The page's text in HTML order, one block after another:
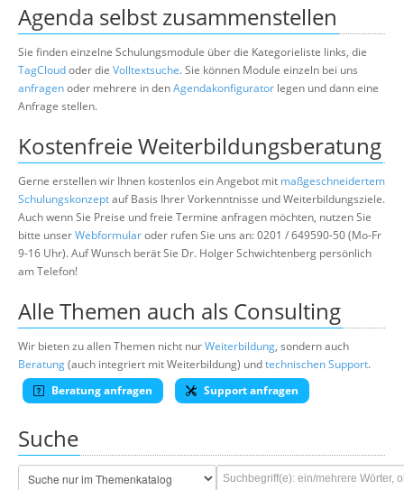
Agenda selbst zusammenstellen
Sie finden einzelne Schulungsmodule über die Kategorieliste links, die
TagCloudoder die Volltextsuche. Sie können Module einzeln bei uns
anfragenoder mehrere in denAgendakonfigurator legen und dann eine
Anfrage stellen.
Kostenfreie Weiterbildungsberatung
Gerne erstellen wir Ihnen kostenlos ein Angebot mit maßgeschneidertem
Schulungskonzeptauf Basis Ihrer Vorkenntnisse und Weiterbildungsziele.
Auch wenn Sie Preise und freie Termine anfragen möchten, nutzen Sie
bitte unserWebformularoder rufen Sie uns an: 0201 / 649590-50 (Mo-Fr
9-16 Uhr). Auf Wunsch berät Sie Dr. Holger Schwichtenberg persönlich
am Telefon!
Alle Themen auch als Consulting
Wir bieten zu allen Themen nicht nurWeiterbildung, sondern auch
Beratung(auch integriert mit Weiterbildung) undtechnischen Support.
Beratung anfragen
Support anfragen
Suche